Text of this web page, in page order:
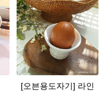
[오븐용도자기] 라인